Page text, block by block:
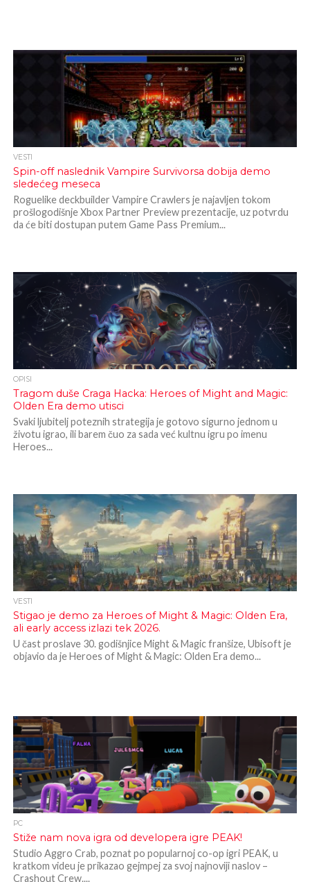
VESTI
Spin-off naslednik Vampire Survivorsa dobija demo
sledećeg meseca
Roguelike deckbuilder Vampire Crawlers je najavljen tokom
prošlogodišnje Xbox Partner Preview prezentacije, uz potvrdu
da će biti dostupan putem Game Pass Premium...
OPISI
Tragom duše Craga Hacka: Heroes of Might and Magic:
Olden Era demo utisci
Svaki ljubitelj poteznih strategija je gotovo sigurno jednom u
životu igrao, ili barem čuo za sada već kultnu igru po imenu
Heroes...
VESTI
Stigao je demo za Heroes of Might & Magic: Olden Era,
ali early access izlazi tek 2026.
U čast proslave 30. godišnjice Might & Magic franšize, Ubisoft je
objavio da je Heroes of Might & Magic: Olden Era demo...
PC
Stiže nam nova igra od developera igre PEAK!
Studio Aggro Crab, poznat po popularnoj co-op igri PEAK, u
kratkom videu je prikazao gejmpej za svoj najnoviji naslov –
Crashout Crew....